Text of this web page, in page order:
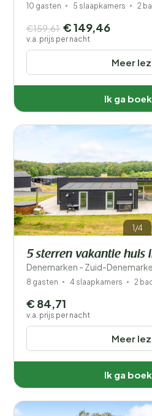
Wellness
10 gasten 5 slaapkamers 2
Meer
€159,61 € 149,46
v.a. prijs per nacht
Ik ga
1/4
5 sterren vakantie huis
Denemarken - Zuid-
8 gasten 4 slaapkamers 2
Meer
€ 84,71
v.a. prijs per nacht
Ik ga